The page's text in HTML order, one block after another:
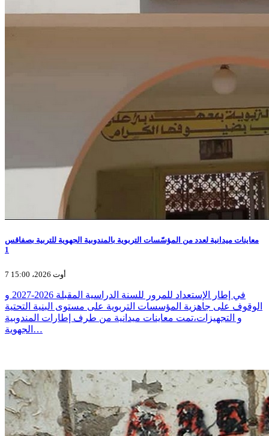
معاينات ميدانية لعدد من المؤسّسات التربوية بالمندوبية الجهوية للتربية بصفاقس
1
7 أوت 2026، 15:00
في إطار الإستعداد للمرور للسنة الدراسية المقبلة 2026-2027 و
الوقوف على جاهزية المؤسسات التربوية على مستوى البنية التحتية
و التجهيزات،تمت معاينات ميدانية من طرف إطارات المندوبية
الجهوية…